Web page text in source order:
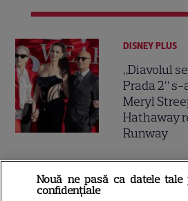
DISNEY PLUS
„Diavolul
Prada 2”
Meryl
Hathaway
Runway
Nouă ne pasă ca datele tale
confidențiale